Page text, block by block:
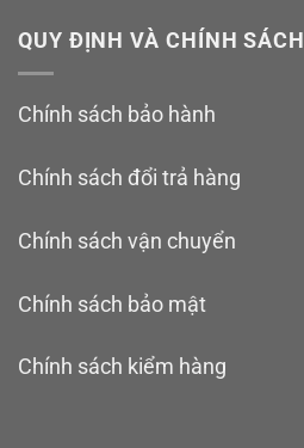
QUY ĐỊNH VÀ CHÍNH SÁCH
Chính sách bảo hành
Chính sách đổi trả hàng
Chính sách vận chuyển
Chính sách bảo mật
Chính sách kiểm hàng